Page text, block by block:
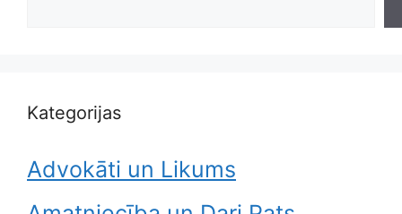
Kategorijas
Advokāti un Likums